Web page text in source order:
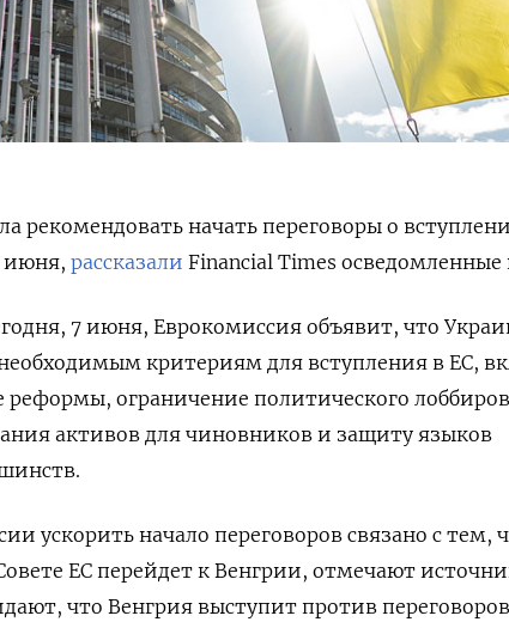
рекомендовать начать переговоры о
июня, рассказали Financial Times осведомленные
7 июня, Еврокомиссия объявит, что
критериям для вступления в ЕС,
ограничение политического
активов для чиновников и защиту языков
ускорить начало переговоров связано с тем,
ЕС перейдет к Венгрии, отмечают
что Венгрия выступит против